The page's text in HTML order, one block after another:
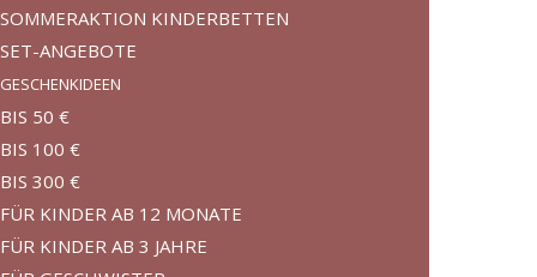
SOMMERAKTION KINDERBETTEN
SET-ANGEBOTE
GESCHENKIDEEN
BIS 50 €
BIS 100 €
BIS 300 €
FÜR KINDER AB 12 MONATE
FÜR KINDER AB 3 JAHRE